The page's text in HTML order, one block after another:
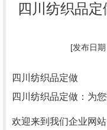
四川纺织品
[发布日
四川纺织品定做
四川纺织品定做：为
欢迎来到我们企业网